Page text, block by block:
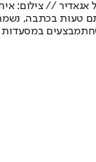
// צילום:
טעות בכתבה,
מבצעים במסעדות